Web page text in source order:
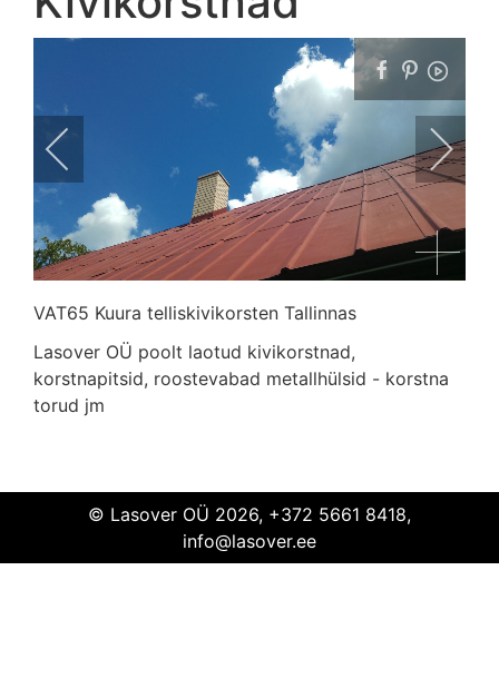
VAT65 Kuura telliskivikorsten Tallinnas
VAT65
Kuura telliskivikorsten Tallinn
Lasover OÜ poolt laotud kivikorstnad,
korstnapitsid, roostevabad metallhülsid - korstna
torud jm
© Lasover OÜ 2026, +372 5661 8418,
info@lasover.ee